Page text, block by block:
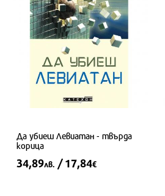
Да убиеш Левиатан - твърда
корица
34,89лв. / 17,84€